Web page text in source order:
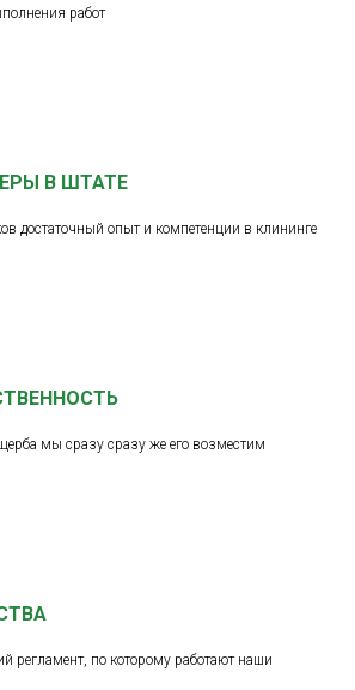
работ
В ШТАТЕ
достаточный опыт и компетенции в клининге
мы сразу сразу же его возместим
регламент, по которому работают наши